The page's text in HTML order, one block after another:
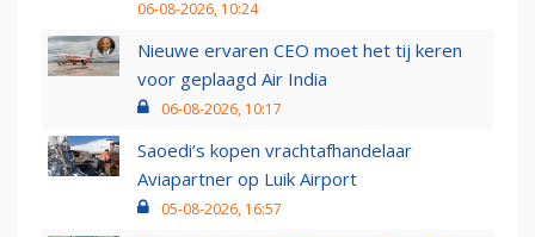
06-08-2026, 10:24
Nieuwe ervaren CEO moet het tij keren
voor geplaagd Air India
06-08-2026, 10:17
Saoedi’s kopen vrachtafhandelaar
Aviapartner op Luik Airport
05-08-2026, 16:57